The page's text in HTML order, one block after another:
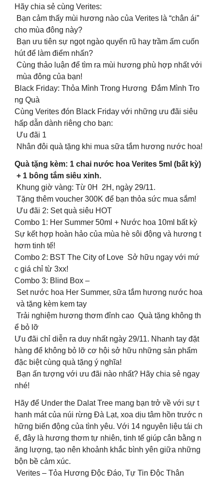
Hãy chia sẻ cùng Verites:
Bạn cảm thấy mùi hương nào của Verites là “chân ái”
cho mùa đông này?
Bạn ưu tiên sự ngọt ngào quyến rũ hay trầm ấm cuốn
hút để làm điểm nhấn?
Cùng thảo luận để tìm ra mùi hương phù hợp nhất với
mùa đông của bạn!
Black Friday: Thỏa Mình Trong Hương Đắm Mình Tro
ng Quà
Cùng Verites đón Black Friday với những ưu đãi siêu
hấp dẫn dành riêng cho bạn:
Ưu đãi 1
Nhân đôi quà tặng khi mua sữa tắm hương nước hoa!
Quà tặng kèm: 1 chai nước hoa Verites 5ml (bất kỳ)
+ 1 bông tắm siêu xinh.
Khung giờ vàng: Từ 0H 2H, ngày 29/11.
Tặng thêm voucher 300K để bạn thỏa sức mua sắm!
Ưu đãi 2: Set quà siêu HOT
Combo 1: Her Summer 50ml + Nước hoa 10ml bất kỳ
Sự kết hợp hoàn hảo của mùa hè sôi động và hương t
hơm tinh tế!
Combo 2: BST The City of Love Sở hữu ngay với mứ
c giá chỉ từ 3xx!
Combo 3: Blind Box –
Set nước hoa Her Summer, sữa tắm hương nước hoa
và tặng kèm kem tay
Trải nghiệm hương thơm đỉnh cao Quà tặng không th
ể bỏ lỡ
Ưu đãi chỉ diễn ra duy nhất ngày 29/11. Nhanh tay đặt
hàng để không bỏ lỡ cơ hội sở hữu những sản phẩm
đặc biệt cùng quà tặng ý nghĩa!
Bạn ấn tượng với ưu đãi nào nhất? Hãy chia sẻ ngay
nhé!
Hãy để Under the Dalat Tree mang bạn trở về với sự t
hanh mát của núi rừng Đà Lạt, xoa dịu tâm hồn trước n
hững biến động của tình yêu. Với 14 nguyên liệu tái ch
ế, đây là hương thơm tự nhiên, tinh tế giúp cân bằng n
ăng lượng, tạo nên khoảnh khắc bình yên giữa những
bộn bề cảm xúc.
Verites – Tỏa Hương Độc Đáo, Tự Tin Độc Thân